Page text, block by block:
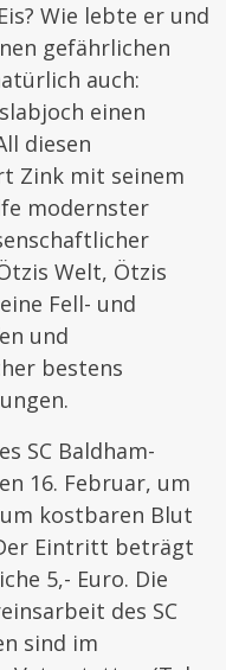
Wie lebte er und
gefährlichen
auch:
einen
diesen
Zink mit seinem
modernster
Welt, Ötzis
Fell- und
und
bestens
SC Baldham-
16. Februar, um
kostbaren Blut
Eintritt beträgt
5,- Euro. Die
des SC
sind im